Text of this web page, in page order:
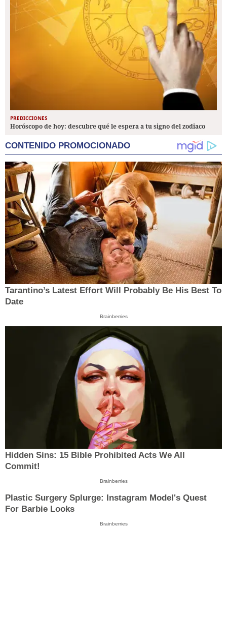
PREDICCIONES
Horóscopo de hoy: descubre qué le espera a tu signo del zodiaco
CONTENIDO PROMOCIONADO
Tarantino’s Latest Effort Will Probably Be His Best To
Date
Brainberries
Hidden Sins: 15 Bible Prohibited Acts We All
Commit!
Brainberries
Plastic Surgery Splurge: Instagram Model's Quest
For Barbie Looks
Brainberries